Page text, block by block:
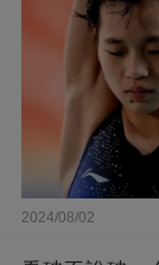
2024/08/02